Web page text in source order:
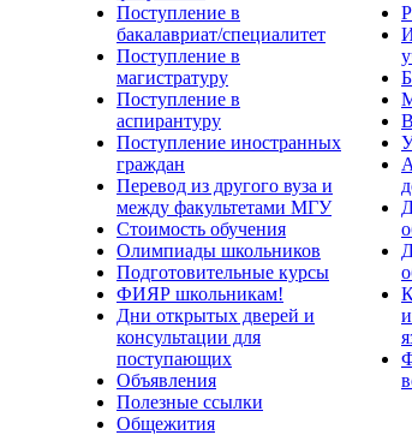
Поступление в
бакалавриат/специалитет
Поступление в
магистратуру
Поступление в
аспирантуру
Поступление иностранных
граждан
Перевод из другого вуза и
между факультетами МГУ
Стоимость обучения
Олимпиады школьников
Подготовительные курсы
ФИЯР школьникам!
Дни открытых дверей и
консультации для
поступающих
Объявления
Полезные ссылки
Общежития